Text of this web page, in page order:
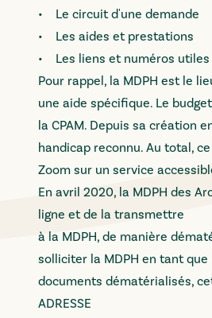
• Le circuit d'une demande
• Les aides et prestations
• Les liens et numéros utiles
Pour rappel, la MDPH est le
une aide spécifique. Le
la CPAM. Depuis sa création
handicap reconnu. Au total,
Zoom sur un service
En avril 2020, la MDPH des
ligne et de la transmettre
à la MDPH, de manière
solliciter la MDPH en tant
documents dématérialisés,
ADRESSE